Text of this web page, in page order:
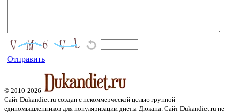
Отправить
© 2010-2026
Сайт Dukandiet.ru создан с некоммерческой целью группой
единомышленников для популяризации диеты Дюкана. Сайт Dukandiet.ru не